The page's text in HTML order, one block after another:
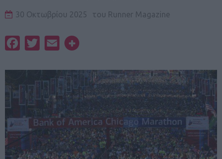
30 Οκτωβρίου 2025 του Runner Magazine
FacebookTwitterEmail